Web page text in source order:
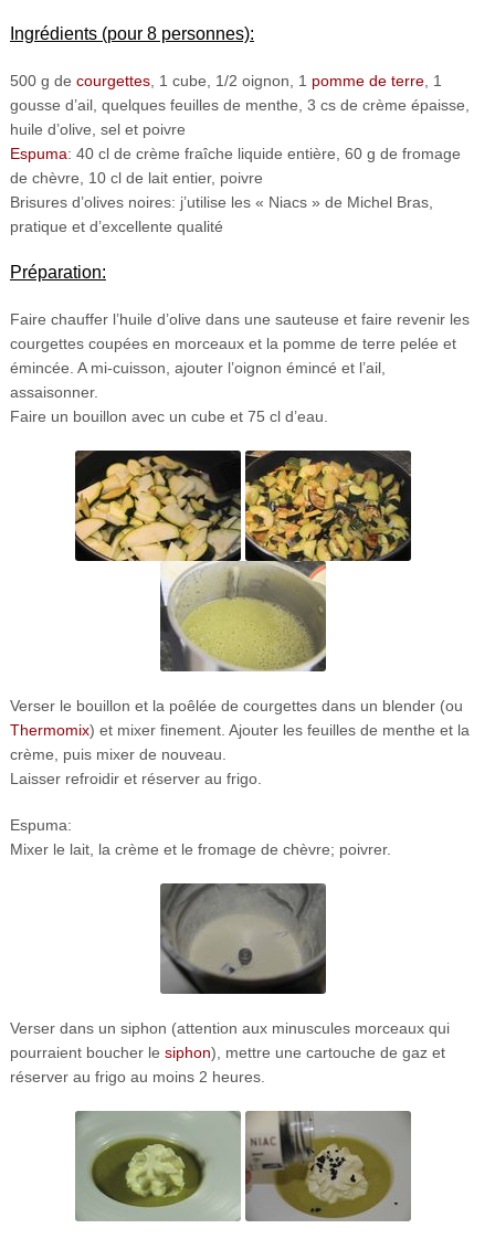
Ingrédients (pour 8 personnes):
500 g de courgettes, 1 cube, 1/2 oignon, 1 pomme de terre, 1
gousse d’ail, quelques feuilles de menthe, 3 cs de crème épaisse,
huile d’olive, sel et poivre
Espuma: 40 cl de crème fraîche liquide entière, 60 g de fromage
de chèvre, 10 cl de lait entier, poivre
Brisures d’olives noires: j’utilise les « Niacs » de Michel Bras,
pratique et d’excellente qualité
Préparation:
Faire chauffer l’huile d’olive dans une sauteuse et faire revenir les
courgettes coupées en morceaux et la pomme de terre pelée et
émincée. A mi-cuisson, ajouter l’oignon émincé et l’ail,
assaisonner.
Faire un bouillon avec un cube et 75 cl d’eau.
Verser le bouillon et la poêlée de courgettes dans un blender (ou
Thermomix) et mixer finement. Ajouter les feuilles de menthe et la
crème, puis mixer de nouveau.
Laisser refroidir et réserver au frigo.
Espuma:
Mixer le lait, la crème et le fromage de chèvre; poivrer.
Verser dans un siphon (attention aux minuscules morceaux qui
pourraient boucher le siphon), mettre une cartouche de gaz et
réserver au frigo au moins 2 heures.